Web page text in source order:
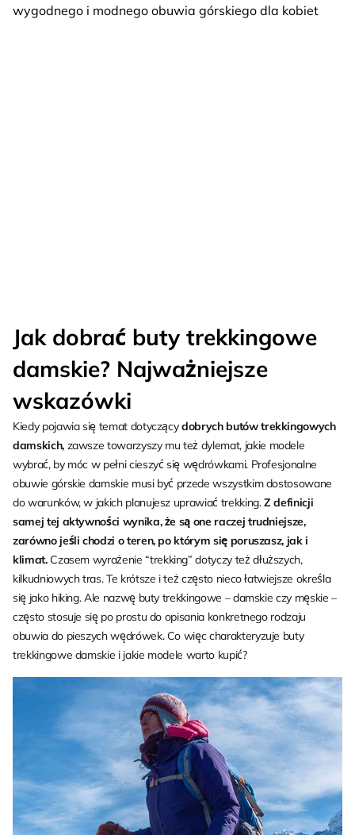
wygodnego i modnego obuwia górskiego dla kobiet
Jak dobrać buty trekkingowe
damskie? Najważniejsze
wskazówki
Kiedy pojawia się temat dotyczącydobrych butów trekkingowych
damskich,zawsze towarzyszy mu też dylemat, jakie modele
wybrać, by móc w pełni cieszyć się wędrówkami. Profesjonalne
obuwie górskie damskie musi być przede wszystkim dostosowane
do warunków, w jakich planujesz uprawiać trekking.Z definicji
samej tej aktywności wynika, że są one raczej trudniejsze,
zarówno jeśli chodzi o teren, po którym się poruszasz, jak i
klimat. Czasem wyrażenie “trekking” dotyczy też dłuższych,
kilkudniowych tras. Te krótsze i też często nieco łatwiejsze określa
się jako hiking. Ale nazwę buty trekkingowe – damskie czy męskie –
często stosuje się po prostu do opisania konkretnego rodzaju
obuwia do pieszych wędrówek. Co więc charakteryzuje buty
trekkingowe damskie i jakie modele warto kupić?